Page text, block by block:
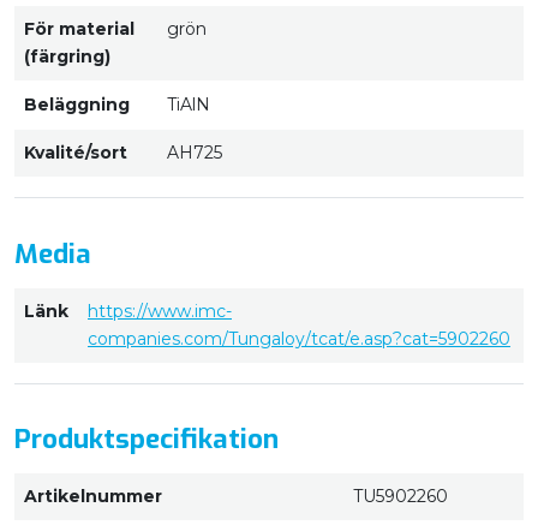
För material
(färgring)
grön
Beläggning TiAlN
Kvalité/sort AH725
Media
Länk
https://www.imc-
companies.com/Tungaloy/tcat/e.asp?cat=5902260
Produktspecifikation
Artikelnummer TU5902260